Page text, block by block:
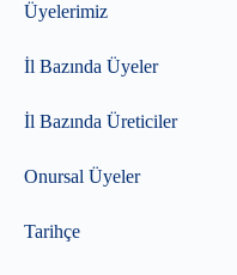
Üyelerimiz
İl Bazında Üyeler
İl Bazında Üreticiler
Onursal Üyeler
Tarihçe